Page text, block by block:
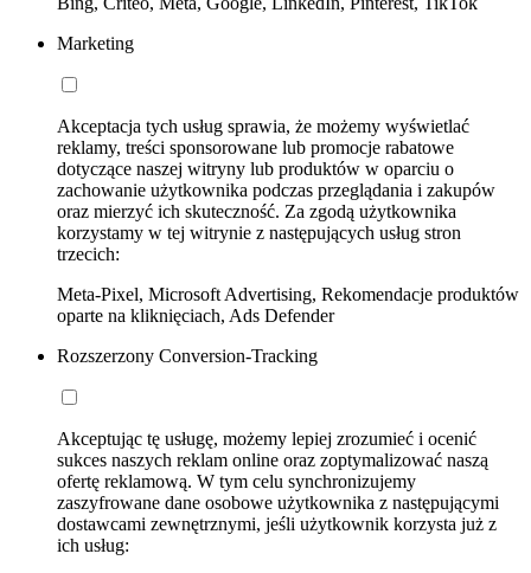
Marketing
Akceptacja tych usług sprawia, że możemy wyświetlać
reklamy, treści sponsorowane lub promocje rabatowe
dotyczące naszej witryny lub produktów w oparciu o
zachowanie użytkownika podczas przeglądania i zakupów
oraz mierzyć ich skuteczność. Za zgodą użytkownika
korzystamy w tej witrynie z następujących usług stron
trzecich:
Meta-Pixel, Microsoft Advertising, Rekomendacje produktów
oparte na kliknięciach, Ads Defender
Rozszerzony Conversion-Tracking
Akceptując tę usługę, możemy lepiej zrozumieć i ocenić
sukces naszych reklam online oraz zoptymalizować naszą
ofertę reklamową. W tym celu synchronizujemy
zaszyfrowane dane osobowe użytkownika z następującymi
dostawcami zewnętrznymi, jeśli użytkownik korzysta już z
ich usług: